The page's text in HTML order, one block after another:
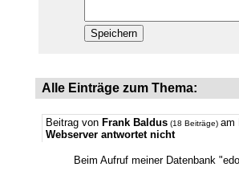
Alle Einträge zum Thema:
Beitrag von Frank Baldus (18 Beiträge) am
Webserver antwortet nicht
Beim Aufruf meiner Datenbank